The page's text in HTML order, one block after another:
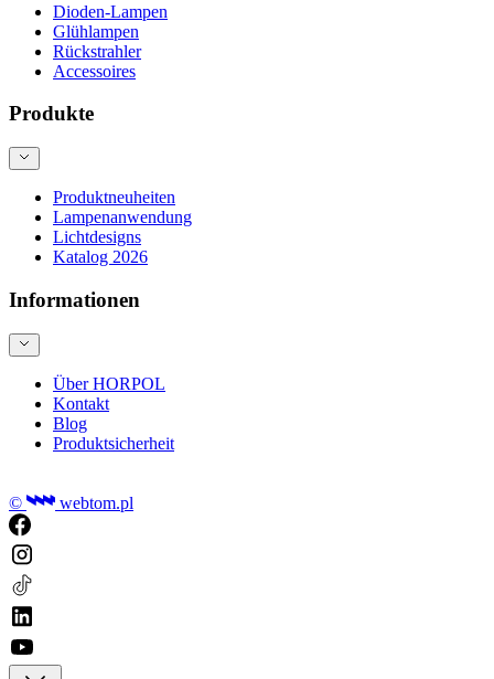
Dioden-Lampen
Glühlampen
Rückstrahler
Accessoires
Produkte
Produktneuheiten
Lampenanwendung
Lichtdesigns
Katalog 2026
Informationen
Über HORPOL
Kontakt
Blog
Produktsicherheit
© webtom.pl